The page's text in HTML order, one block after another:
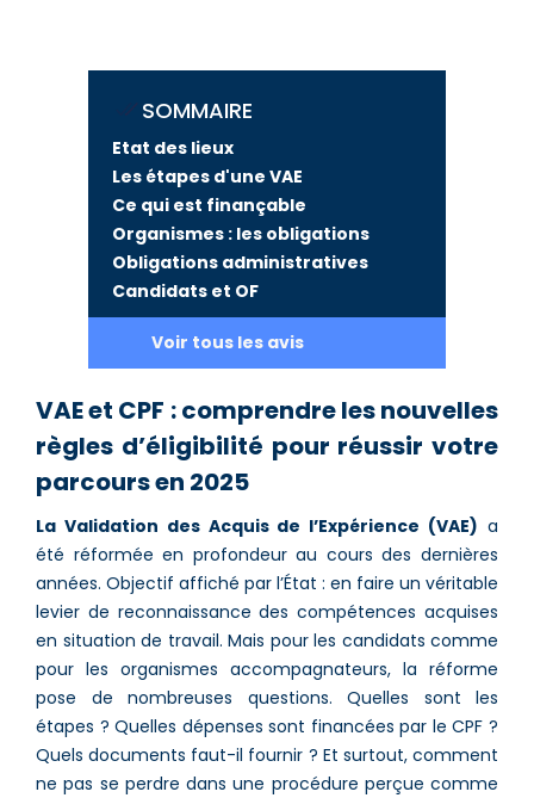
SOMMAIRE
Etat des lieux
Les étapes d'une VAE
Ce qui est finançable
Organismes : les obligations
Obligations administratives
Candidats et OF
Voir tous les avis
VAE et CPF : comprendre les nouvelles
règles d’éligibilité pour réussir votre
parcours en 2025
La Validation des Acquis de l’Expérience (VAE) a
été réformée en profondeur au cours des dernières
années. Objectif affiché par l’État : en faire un véritable
levier de reconnaissance des compétences acquises
en situation de travail. Mais pour les candidats comme
pour les organismes accompagnateurs, la réforme
pose de nombreuses questions. Quelles sont les
étapes ? Quelles dépenses sont financées par le CPF ?
Quels documents faut-il fournir ? Et surtout, comment
ne pas se perdre dans une procédure perçue comme